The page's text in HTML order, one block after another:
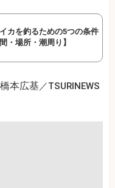
カを釣るための5つの条件
・場所・潮周り】
本広基／TSURINEWS